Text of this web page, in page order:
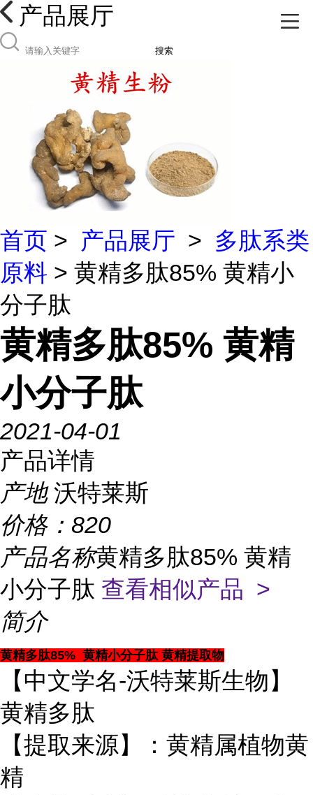
产品展厅
搜索
首页 > 产品展厅 > 多肽系类
原料 > 黄精多肽85% 黄精小
分子肽
黄精多肽85% 黄精
小分子肽
2021-04-01
产品详情
产地 沃特莱斯
价格： 820
产品名称黄精多肽85% 黄精
小分子肽 查看相似产品 >
简介
黄精多肽85% 黄精小分子肽 黄精提取物
【中文学名-沃特莱斯生物】
黄精多肽
【提取来源】：黄精属植物黄
精